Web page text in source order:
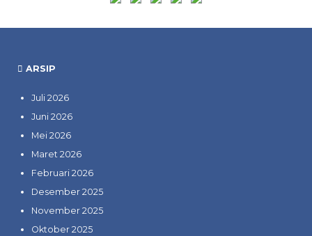
ARSIP
Juli 2026
Juni 2026
Mei 2026
Maret 2026
Februari 2026
Desember 2025
November 2025
Oktober 2025